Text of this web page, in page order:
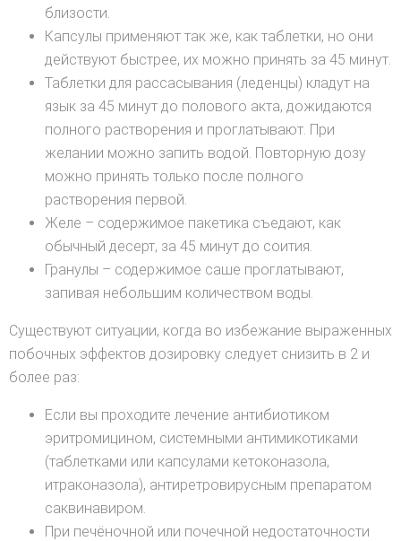
близости.
Капсулы применяют так же, как таблетки, но они
действуют быстрее, их можно принять за 45 минут.
Таблетки для рассасывания (леденцы) кладут на
язык за 45 минут до полового акта, дожидаются
полного растворения и проглатывают. При
желании можно запить водой. Повторную дозу
можно принять только после полного
растворения первой.
Желе – содержимое пакетика съедают, как
обычный десерт, за 45 минут до соития.
Гранулы – содержимое саше проглатывают,
запивая небольшим количеством воды.
Существуют ситуации, когда во избежание выраженных
побочных эффектов дозировку следует снизить в 2 и
более раз:
Если вы проходите лечение антибиотиком
эритромицином, системными антимикотиками
(таблетками или капсулами кетоконазола,
итраконазола), антиретровирусным препаратом
саквинавиром.
При печёночной или почечной недостаточности